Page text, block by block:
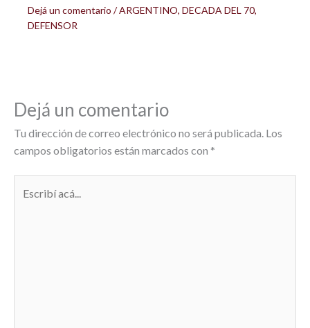
Dejá un comentario /ARGENTINO, DECADA DEL 70,
DEFENSOR
Dejá un comentario
Tu dirección de correo electrónico no será publicada. Los
campos obligatorios están marcados con *
acá...